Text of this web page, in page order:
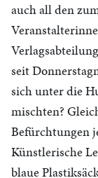
auch all den
seit
sich unter die
mischten?
Befürchtungen
Künstlerische
blaue